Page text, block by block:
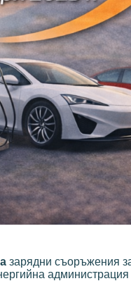
зарядни съоръжения